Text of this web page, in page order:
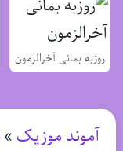
روزبه بمانی آخرالزمون
آموند موزیک »